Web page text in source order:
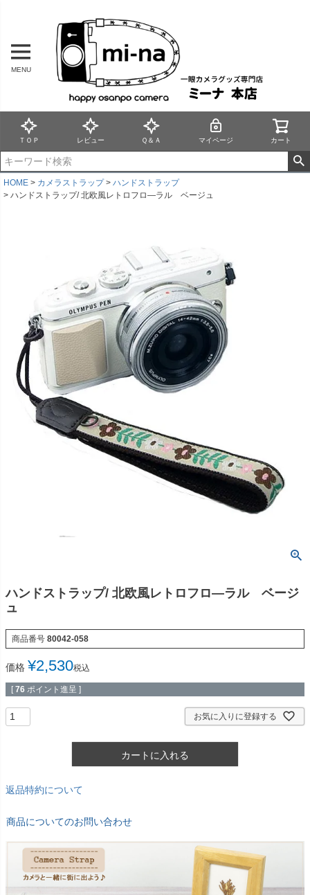
MENU
ＴＯＰ レビュー Ｑ＆Ａ マイページ カート
HOME カメラストラップ
ハンドストラップ
ハンドストラップ/ 北欧風レトロフロ―ラル ベージュ
ハンドストラップ/ 北欧風レトロフロ―ラル ベージ
ュ
商品番号 80042-058
価格 ¥2,530税込
[ 76 ポイント進呈 ]
お気に入りに登録する
カートに入れる
返品特約について
商品についてのお問い合わせ